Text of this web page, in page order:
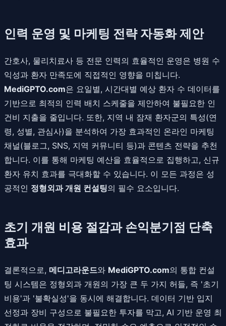
인력 운영 및 마케팅 전략 자동화 제안
간호사, 물리치료사 등 전문 인력의 효율적인 운영은 병원 수
익성과 환자 만족도에 직접적인 영향을 미칩니다.
MediGPTO.com은 요일별, 시간대별 예상 환자 수 데이터를
기반으로 최적의 인력 배치 스케줄을 제안하여 불필요한 인
건비 지출을 줄입니다. 또한, 지역 내 잠재 환자군의 특성(연
령, 성별, 관심사)을 분석하여 가장 효과적인 온라인 마케팅
채널(블로그, SNS, 지역 커뮤니티 등)과 콘텐츠 전략을 추천
합니다. 이를 통해 마케팅 예산을 효율적으로 집행하고, 신규
환자 유치 효과를 극대화할 수 있습니다. 이 모든 과정은 성
공적인 정형외과 개원 컨설팅의 필수 요소입니다.
초기 개원 비용 절감과 손익분기점 단축
효과
결론적으로, 메디고라운드와 MediGPTO.com의 통합 컨설
팅 시스템은 정형외과 개원의 가장 큰 두 가지 허들, 즉 '초기
비용'과 '불확실성'을 동시에 해결합니다. 데이터 기반 입지
선정과 장비 구성으로 불필요한 투자를 막고, AI 기반 운영 최